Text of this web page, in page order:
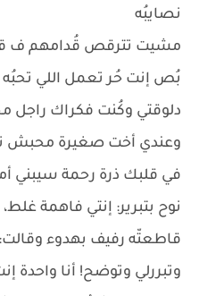
نصايبُه
مشيت تترقص قُدامهم ف
بُص إنت حُر تعمل اللي تحبُه
دلوقتي وكُنت فكراك
وعندي أخت صغيرة محبش
في قلبك ذرة رحمة سيبني
نوح بتبرير: إنتي فاهمة
قاطعتّه رفيف بهدوء
وتبررلي وتوضح! أنا واحدة